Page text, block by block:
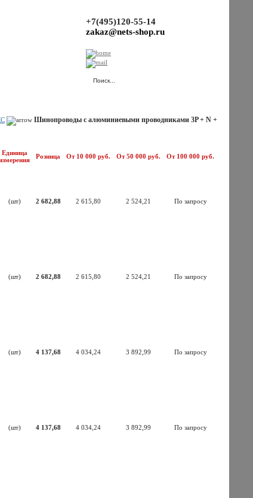
+7(495)120-55-14
zakaz@nets-shop.ru
Шинопроводы с алюминиевыми проводниками 3P + N +
Единица
Розница От 10 000 руб. От 50 000 руб. От 100 000 руб.
(шт) 2 682,88 2 615,80 2 524,21 По запросу
(шт) 2 682,88 2 615,80 2 524,21 По запросу
(шт) 4 137,68 4 034,24 3 892,99 По запросу
(шт) 4 137,68 4 034,24 3 892,99 По запросу